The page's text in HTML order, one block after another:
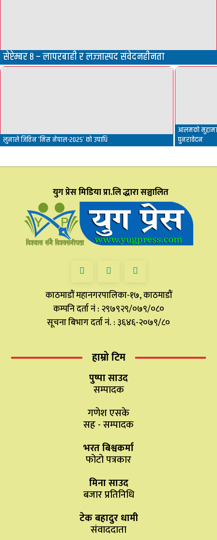
सेप्टेम्बर ८ – लापरबाही र लज्जास्पद संवेदनहीनता
लुनाले जितिन ‘मिस नेपाल-२०२५’ को उपाधि
आलमको
पुनरावेदन
युग प्रेस मिडिया प्रा.लि द्धारा सञ्चालित
काठमाडौं महानगरपालिका-१७, काठमाडौं
कम्पनि दर्ता नं : २९७९२९/०७९/०८०
सूचना बिभाग दर्ता नं. : ३६४६-२०७९/८०
हाम्रो टिम
पुष्पा साउद
सम्पादक
गणेश एसके
सह - सम्पादक
भरत बिश्वकर्मा
फोटो पत्रकार
मिना साउद
बजार प्रतिनिधि
टेक बहादुर धामी
संवाददाता